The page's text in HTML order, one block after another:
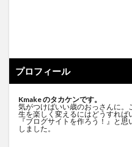
プロフィール
Kmake のタカケンです。
気がつけばいい歳のおっさんに。
生を楽しく変えるにはどうすれば
『ブログサイトを作ろう！』と
しました。